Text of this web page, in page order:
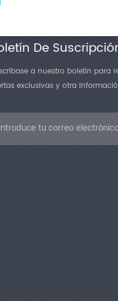
De
a nuestro boletín para
exclusivas y otra